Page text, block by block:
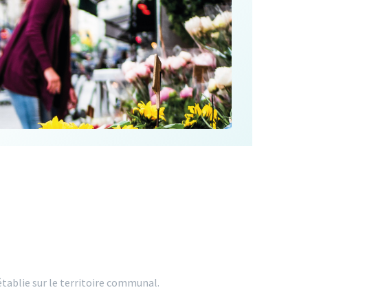
sur le territoire communal.